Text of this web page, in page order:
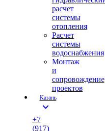
расчет
системы
отопления
Расчет
системы
водоснабжения
Монтаж
и
сопровождение
проектов
Казань
expand_more
+7
(917)